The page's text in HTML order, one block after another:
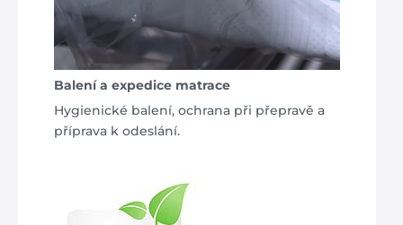
Balení a expedice matrace
Hygienické balení, ochrana při přepravě a
příprava k odeslání.